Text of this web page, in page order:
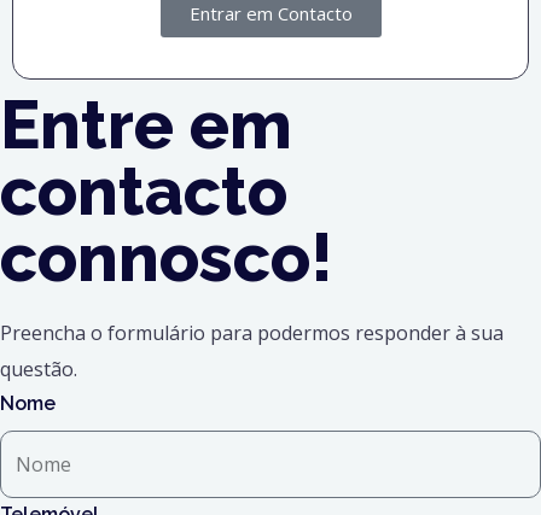
Entrar em Contacto
Entre em
contacto
connosco!
Preencha o formulário para podermos responder à sua
questão.
Nome